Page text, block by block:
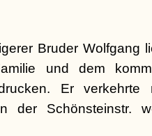
Bruder Wolfgang
und dem
Er verkehrte
der Schönsteinstr.